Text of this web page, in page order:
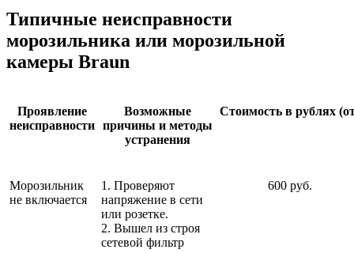
Типичные неисправности
морозильника или морозильной
камеры Braun
Проявление
неисправности
Возможные
причины и методы
устранения
Стоимость в рублях
Морозильник
не включается
1. Проверяют
напряжение в сети
или розетке.
2. Вышел из строя
сетевой фильтр
600 руб.